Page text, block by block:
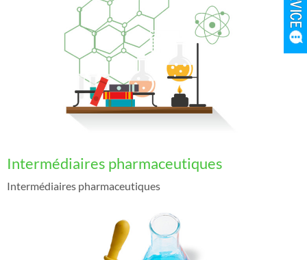
Intermédiaires pharmaceutiques
Intermédiaires pharmaceutiques